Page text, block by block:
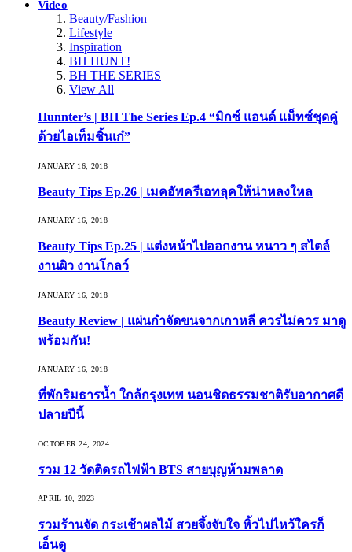
Video
Beauty/Fashion
Lifestyle
Inspiration
BH HUNT!
BH THE SERIES
View All
Hunnter’s | BH The Series Ep.4 “มิกซ์ แอนด์ แม็ทซ์ชุดคู่
ด้วยไอเท็มชิ้นเก๋”
JANUARY 16, 2018
Beauty Tips Ep.26 | เมคอัพครีเอทลุคให้น่าหลงใหล
JANUARY 16, 2018
Beauty Tips Ep.25 | แต่งหน้าไปออกงาน หนาว ๆ สไตล์
งานผิว งานโกลว์
JANUARY 16, 2018
Beauty Review | แผ่นกำจัดขนจากเกาหลี ควรไม่ควร มาดู
พร้อมกัน!
JANUARY 16, 2018
ที่พักริมธารน้ำ ใกล้กรุงเทพ นอนชิดธรรมชาติรับอากาศดี
ปลายปีนี้
OCTOBER 24, 2024
รวม 12 วัดติดรถไฟฟ้า BTS สายบุญห้ามพลาด
APRIL 10, 2023
รวมร้านจัด กระเช้าผลไม้ สวยจึ้งจับใจ หิ้วไปไหว้ใครก็
เอ็นดู